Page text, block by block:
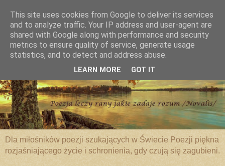
Dla miłośników poezji szukających w Świecie Poezji piękna
rozjaśniającego życie i schronienia, gdy czują się zagubieni.
This site uses cookies from Google to deliver its services
and to analyze traffic. Your IP address and user-agent are
shared with Google along with performance and security
metrics to ensure quality of service, generate usage
statistics, and to detect and address abuse.
LEARN MORE GOT IT